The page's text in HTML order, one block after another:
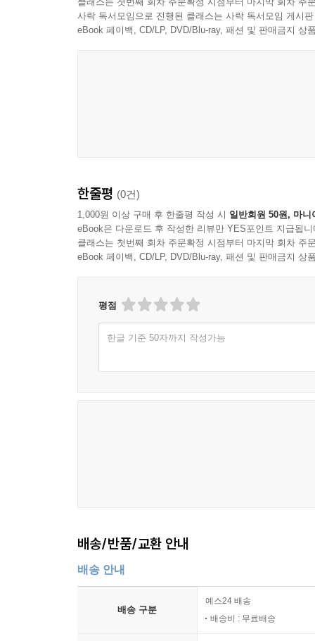
사락 독서모임으로 진행된 클래스는 사락 독서모임 게시
eBook 페이백, CD/LP, DVD/Blu-ray, 패션 및 판매금지 상
한줄평 (0건)
1,000원 이상 구매 후 한줄평 작성 시 일반회원 50원, 마니
eBook은 다운로드 후 작성한 리뷰만 YES포인트 지급됩니
클래스는 첫번째 회차 주문확정 시점부터 마지막 회차 주
eBook 페이백, CD/LP, DVD/Blu-ray, 패션 및 판매금지 상
평점
한글 기준 50자까지 작성가능
배송/반품/교환 안내
배송 안내
배송 구분
예스24 배송
배송비 : 무료배송